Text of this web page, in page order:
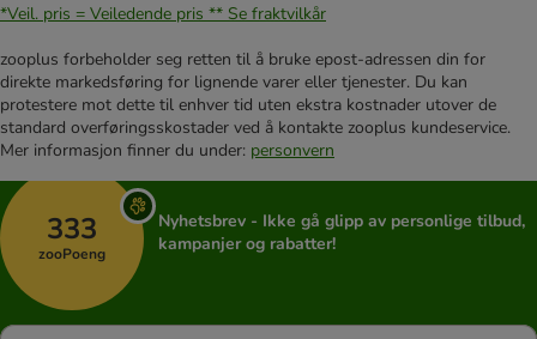
*Veil. pris = Veiledende pris ** Se fraktvilkår
zooplus forbeholder seg retten til å bruke epost-adressen din for
direkte markedsføring for lignende varer eller tjenester. Du kan
protestere mot dette til enhver tid uten ekstra kostnader utover de
standard overføringsskostader ved å kontakte zooplus kundeservice.
Mer informasjon finner du under: personvern
333
zooPoeng
Nyhetsbrev - Ikke gå glipp av personlige tilbud,
kampanjer og rabatter!